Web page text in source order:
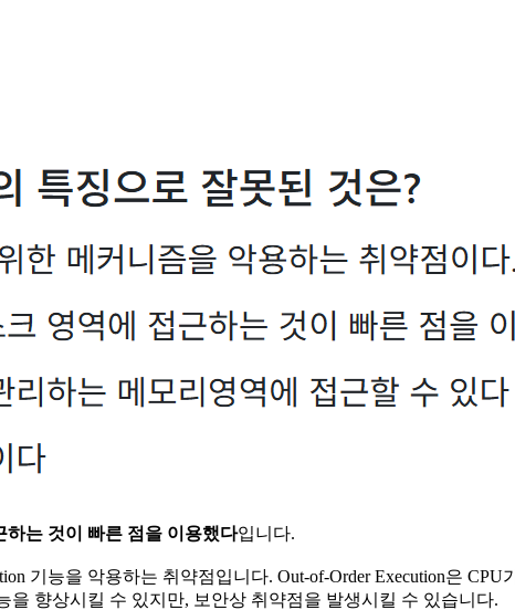
는 것이 빠른 점을 이용했다입니다.
기능을 악용하는 취약점입니다. Out-of-Order Execution은
을 향상시킬 수 있지만, 보안상 취약점을 발생시킬 수 있습니다.